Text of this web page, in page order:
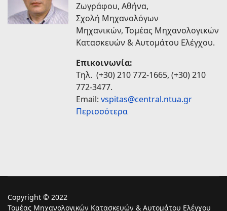
Zωγράφου, Αθήνα,
Σχολή Mηχανολόγων
Μηχανικών, Τομέας Μηχανολογικών
Κατασκευών & Αυτομάτου Ελέγχου.
Επικοινωνία:
Tηλ. (+30) 210 772-1665, (+30) 210
772-3477.
Email: vspitas@central.ntua.gr
Περισσότερα
Copyright © 2022
Τομέας Μηχανολογικών Κατασκευών & Αυτομάτου Ελέγχου